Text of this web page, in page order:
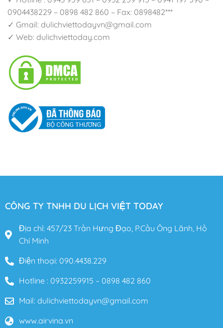
0904438229 – 0898 482 860 – Fax: 0898482***
✓ Gmail: dulichviettodayvn@gmail.com
✓ Web: dulichviettoday.com
CÔNG TY TNHH DU LỊCH VIỆT TODAY
Địa chỉ: 457/23 Trần Hưng Đạo, P.Cầu Ông Lãnh, Hồ
Chí Minh
Điện thoại: 090.4438.229
Hotline : 0932259915 – 0898 482 860
Mail: dulichviettodayvn@gmail.com
www.airvina.vn